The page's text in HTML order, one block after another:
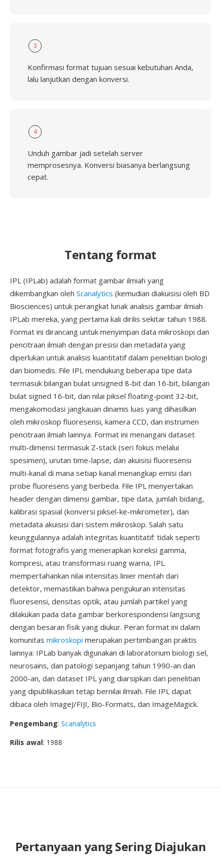
3
Konfirmasi format tujuan sesuai kebutuhan Anda,
lalu lanjutkan dengan konversi.
4
Unduh gambar jadi setelah server
memprosesnya. Konversi biasanya berlangsung
cepat.
Tentang format
IPL (IPLab) adalah format gambar ilmiah yang
dikembangkan oleh Scanalytics (kemudian diakuisisi oleh BD
Biosciences) untuk perangkat lunak analisis gambar ilmiah
IPLab mereka, yang pertama kali dirilis sekitar tahun 1988.
Format ini dirancang untuk menyimpan data mikroskopi dan
pencitraan ilmiah dengan presisi dan metadata yang
diperlukan untuk analisis kuantitatif dalam penelitian biologi
dan biomedis. File IPL mendukung beberapa tipe data
termasuk bilangan bulat unsigned 8-bit dan 16-bit, bilangan
bulat signed 16-bit, dan nilai piksel floating-point 32-bit,
mengakomodasi jangkauan dinamis luas yang dihasilkan
oleh mikroskop fluoresensi, kamera CCD, dan instrumen
pencitraan ilmiah lainnya. Format ini menangani dataset
multi-dimensi termasuk Z-stack (seri fokus melalui
spesimen), urutan time-lapse, dan akuisisi fluoresensi
multi-kanal di mana setiap kanal menangkap emisi dari
probe fluoresens yang berbeda. File IPL menyertakan
header dengan dimensi gambar, tipe data, jumlah bidang,
kalibrasi spasial (konversi piksel-ke-mikrometer), dan
metadata akuisisi dari sistem mikroskop. Salah satu
keunggulannya adalah integritas kuantitatif: tidak seperti
format fotografis yang menerapkan koreksi gamma,
kompresi, atau transformasi ruang warna, IPL
mempertahankan nilai intensitas linier mentah dari
detektor, memastikan bahwa pengukuran intensitas
fluoresensi, densitas optik, atau jumlah partikel yang
dilakukan pada data gambar berkorespondensi langsung
dengan besaran fisik yang diukur. Peran format ini dalam
komunitas mikroskopi merupakan pertimbangan praktis
lainnya: IPLab banyak digunakan di laboratorium biologi sel,
neurosains, dan patologi sepanjang tahun 1990-an dan
2000-an, dan dataset IPL yang diarsipkan dari penelitian
yang dipublikasikan tetap bernilai ilmiah. File IPL dapat
dibaca oleh ImageJ/FIJI, Bio-Formats, dan ImageMagick.
Pengembang: Scanalytics
Rilis awal: 1988
Pertanyaan yang Sering Diajukan